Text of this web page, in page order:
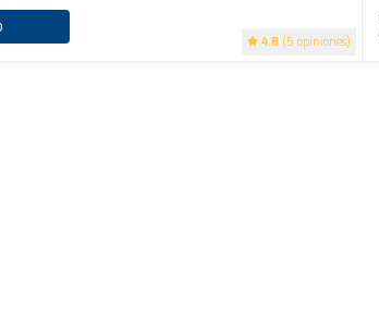
4.8 (5 opiniones)